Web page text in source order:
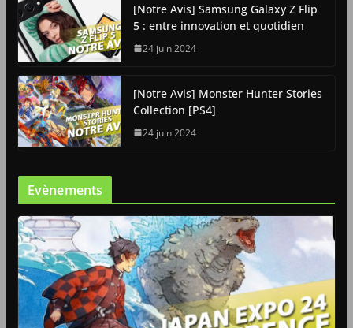
[Notre Avis] Samsung Galaxy Z Flip
5 : entre innovation et quotidien
24 juin 2024
[Notre Avis] Monster Hunter Stories
Collection [PS4]
24 juin 2024
Evènements